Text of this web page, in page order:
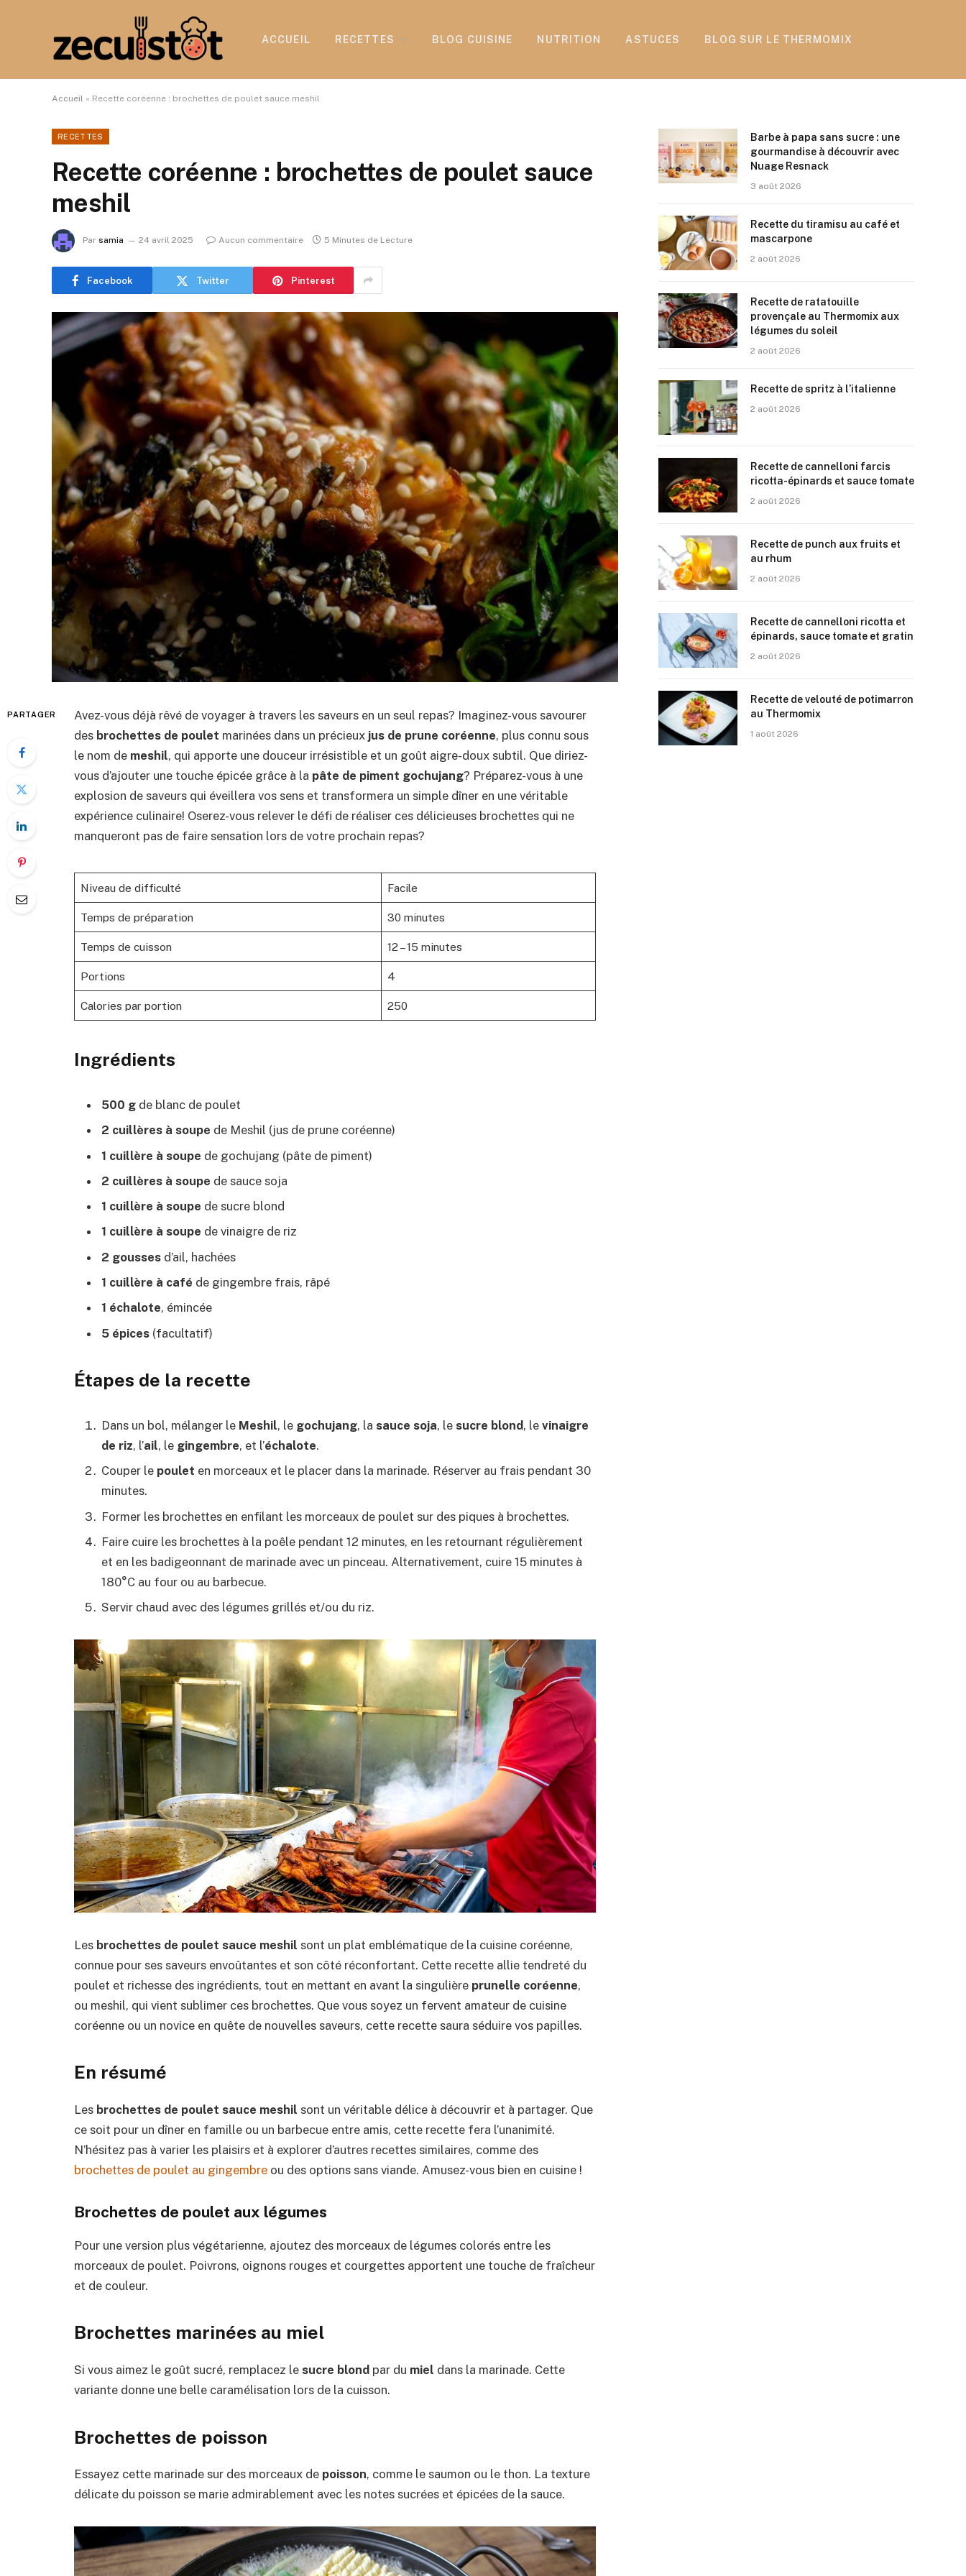
ACCUEIL RECETTES BLOG CUISINE NUTRITION ASTUCES BLOG SUR LE THERMOMIX
Accueil » Recette coréenne : brochettes de poulet sauce meshil
RECETTES
Recette coréenne : brochettes de poulet sauce
meshil
Par samia 24 avril 2025 Aucun commentaire 5 Minutes de Lecture
Facebook Twitter Pinterest
PARTAGER
Avez-vous déjà rêvé de voyager à travers les saveurs en un seul repas? Imaginez-vous savourer
des brochettes de poulet marinées dans un précieux jus de prune coréenne, plus connu sous
le nom de meshil, qui apporte une douceur irrésistible et un goût aigre-doux subtil. Que diriez-
vous d’ajouter une touche épicée grâce à la pâte de piment gochujang? Préparez-vous à une
explosion de saveurs qui éveillera vos sens et transformera un simple dîner en une véritable
expérience culinaire! Oserez-vous relever le défi de réaliser ces délicieuses brochettes qui ne
manqueront pas de faire sensation lors de votre prochain repas?
Niveau de difficulté Facile
Temps de préparation 30 minutes
Temps de cuisson 12 – 15 minutes
Portions 4
Calories par portion 250
Ingrédients
500 g de blanc de poulet
2 cuillères à soupe de Meshil (jus de prune coréenne)
1 cuillère à soupe de gochujang (pâte de piment)
2 cuillères à soupe de sauce soja
1 cuillère à soupe de sucre blond
1 cuillère à soupe de vinaigre de riz
2 gousses d’ail, hachées
1 cuillère à café de gingembre frais, râpé
1 échalote, émincée
5 épices (facultatif)
Étapes de la recette
Dans un bol, mélanger le Meshil, le gochujang, la sauce soja, le sucre blond, le vinaigre
de riz, l’ail, le gingembre, et l’échalote.
Couper le poulet en morceaux et le placer dans la marinade. Réserver au frais pendant 30
minutes.
Former les brochettes en enfilant les morceaux de poulet sur des piques à brochettes.
Faire cuire les brochettes à la poêle pendant 12 minutes, en les retournant régulièrement
et en les badigeonnant de marinade avec un pinceau. Alternativement, cuire 15 minutes à
180°C au four ou au barbecue.
Servir chaud avec des légumes grillés et/ou du riz.
Les brochettes de poulet sauce meshil sont un plat emblématique de la cuisine coréenne,
connue pour ses saveurs envoûtantes et son côté réconfortant. Cette recette allie tendreté du
poulet et richesse des ingrédients, tout en mettant en avant la singulière prunelle coréenne,
ou meshil, qui vient sublimer ces brochettes. Que vous soyez un fervent amateur de cuisine
coréenne ou un novice en quête de nouvelles saveurs, cette recette saura séduire vos papilles.
En résumé
Les brochettes de poulet sauce meshil sont un véritable délice à découvrir et à partager. Que
ce soit pour un dîner en famille ou un barbecue entre amis, cette recette fera l’unanimité.
N’hésitez pas à varier les plaisirs et à explorer d’autres recettes similaires, comme des
brochettes de poulet au gingembre ou des options sans viande. Amusez-vous bien en cuisine !
Brochettes de poulet aux légumes
Pour une version plus végétarienne, ajoutez des morceaux de légumes colorés entre les
morceaux de poulet. Poivrons, oignons rouges et courgettes apportent une touche de fraîcheur
et de couleur.
Brochettes marinées au miel
Si vous aimez le goût sucré, remplacez le sucre blond par du miel dans la marinade. Cette
variante donne une belle caramélisation lors de la cuisson.
Brochettes de poisson
Essayez cette marinade sur des morceaux de poisson, comme le saumon ou le thon. La texture
délicate du poisson se marie admirablement avec les notes sucrées et épicées de la sauce.
Barbe à papa sans sucre : une
gourmandise à découvrir avec
Nuage Resnack
3 août 2026
Recette du tiramisu au café et
mascarpone
2 août 2026
Recette de ratatouille
provençale au Thermomix aux
légumes du soleil
2 août 2026
Recette de spritz à l’italienne
2 août 2026
Recette de cannelloni farcis
ricotta-épinards et sauce tomate
2 août 2026
Recette de punch aux fruits et
au rhum
2 août 2026
Recette de cannelloni ricotta et
épinards, sauce tomate et gratin
2 août 2026
Recette de velouté de potimarron
au Thermomix
1 août 2026